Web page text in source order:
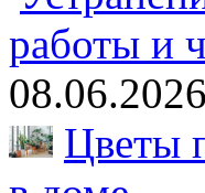
работы и
08.06.2026
Цветы